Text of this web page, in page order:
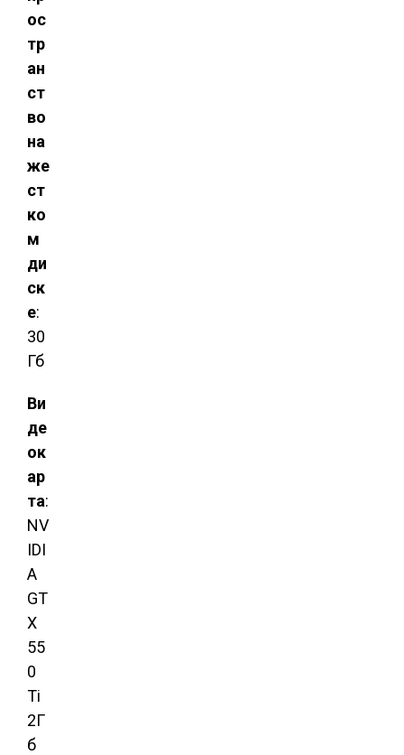
ос
тр
ан
ст
во
на
же
ст
ко
м
ди
ск
е:
30
Гб
Ви
де
ок
ар
та:
NV
IDI
A
GT
X
55
0
Ti
2Г
б